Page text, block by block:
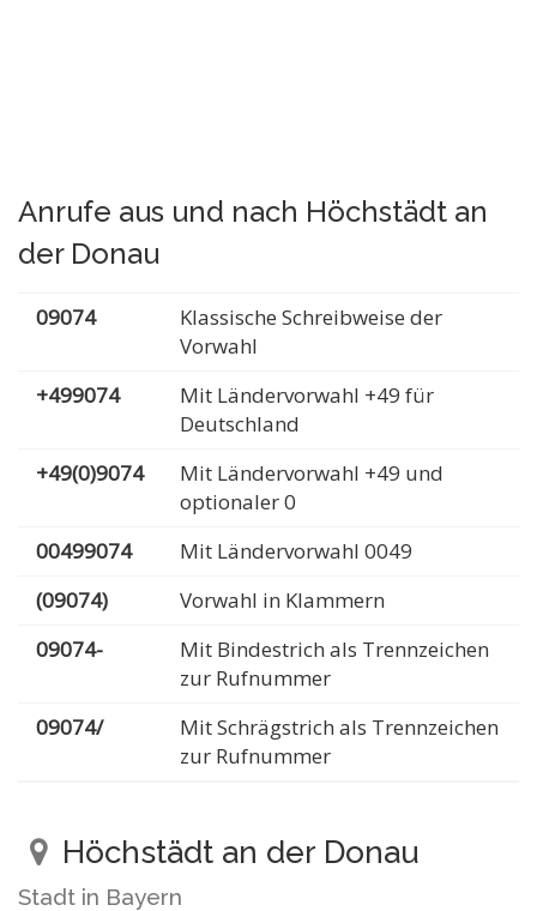
Anrufe aus und nach Höchstädt an
der Donau
09074
Klassische Schreibweise der
Vorwahl
+499074
Mit Ländervorwahl +49 für
Deutschland
+49(0)9074
Mit Ländervorwahl +49 und
optionaler 0
00499074
Mit Ländervorwahl 0049
(09074)
Vorwahl in Klammern
09074-
Mit Bindestrich als Trennzeichen
zur Rufnummer
09074/
Mit Schrägstrich als Trennzeichen
zur Rufnummer
Höchstädt an der Donau
Stadt in Bayern